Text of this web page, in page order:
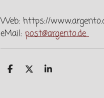
Web: https://
eMail: post@argento.de
T T T